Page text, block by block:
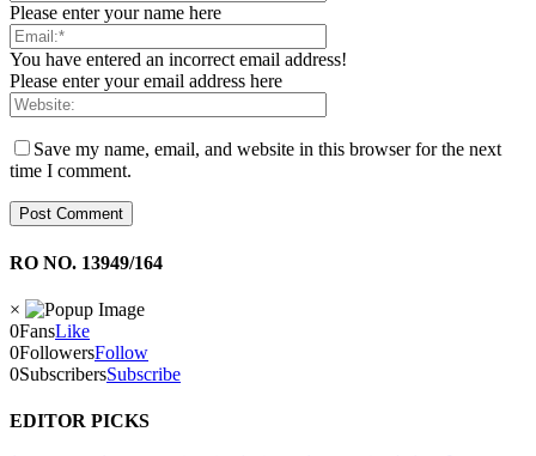
Please enter your name here
You have entered an incorrect email address!
Please enter your email address here
Save my name, email, and website in this browser for the next
time I comment.
RO NO. 13949/164
×
0FansLike
0FollowersFollow
0SubscribersSubscribe
EDITOR PICKS